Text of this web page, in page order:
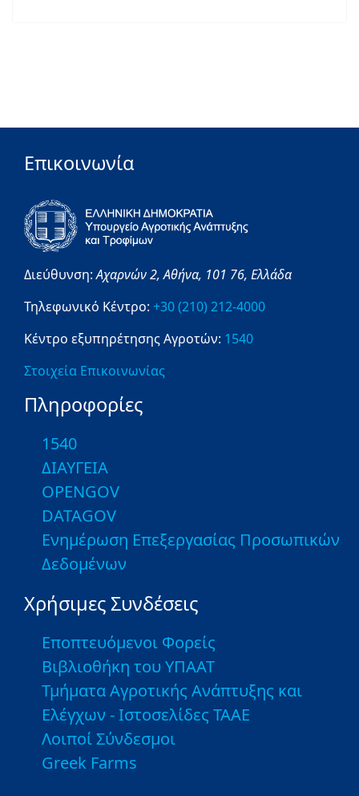
Επικοινωνία
Διεύθυνση:Αχαρνών 2,Αθήνα, 101 76, Ελλάδα
Τηλεφωνικό Κέντρο: +30 (210) 212-4000
Κέντρο εξυπηρέτησης Αγροτών: 1540
Στοιχεία Επικοινωνίας
Πληροφορίες
1540
ΔΙΑΥΓΕΙΑ
OPENGOV
DATAGOV
Ενημέρωση Επεξεργασίας Προσωπικών
Δεδομένων
Χρήσιμες Συνδέσεις
Εποπτευόμενοι Φορείς
Βιβλιοθήκη του ΥΠΑΑΤ
Τμήματα Αγροτικής Ανάπτυξης και
Ελέγχων - Ιστοσελίδες ΤΑΑΕ
Λοιποί Σύνδεσμοι
Greek Farms